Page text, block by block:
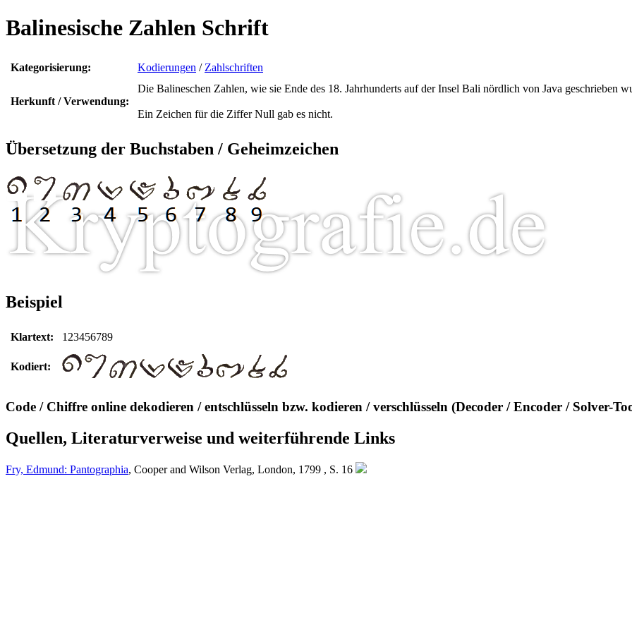
Balinesische Zahlen Schrift
Kategorisierung: Kodierungen / Zahlschriften
Herkunft / Verwendung:
Die Balineschen Zahlen, wie sie Ende des 18. Jahrhunderts auf der Insel Bali nördlich von Java geschrieben
Ein Zeichen für die Ziffer Null gab es nicht.
Übersetzung der Buchstaben / Geheimzeichen
Beispiel
Klartext: 123456789
Kodiert:
Code / Chiffre online dekodieren / entschlüsseln bzw. kodieren / verschlüsseln (Decoder / Encoder / Solver-
Quellen, Literaturverweise und weiterführende Links
Fry, Edmund: Pantographia, Cooper and Wilson Verlag, London, 1799 , S. 16